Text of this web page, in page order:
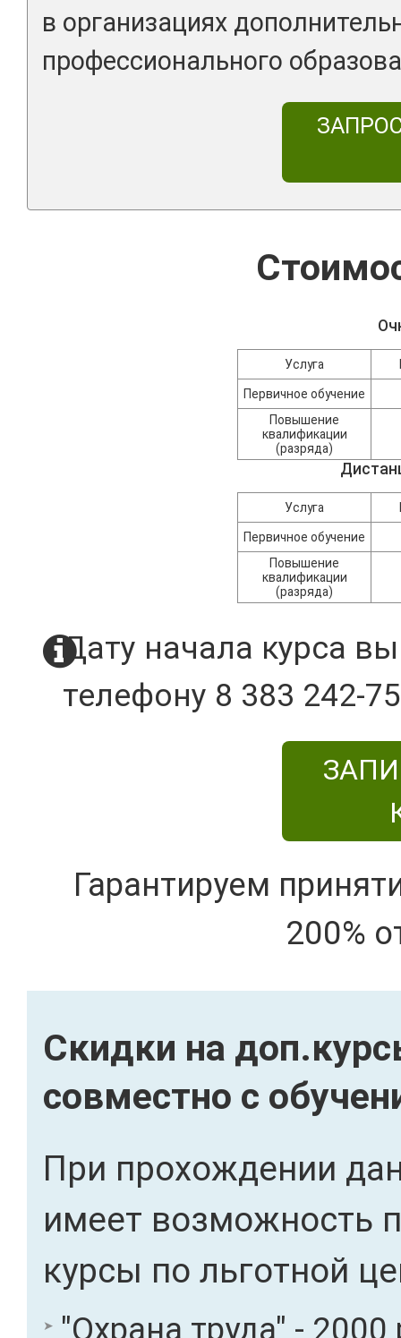
в организациях
профессионального
Услуга
Первичное обучение
Повышение
квалификации
(разряда)
Услуга
Первичное обучение
Повышение
квалификации
(разряда)
Дату начала курса
телефону 8 383 242-
Гарантируем
200%
Скидки на
совместно с
При прохождении
имеет возможность
курсы по льготной
"Охрана труда" - 2000